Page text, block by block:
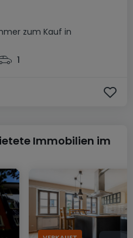
zum Kauf in
1
Immobilien im